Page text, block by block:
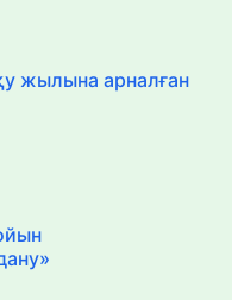
жылына арналған